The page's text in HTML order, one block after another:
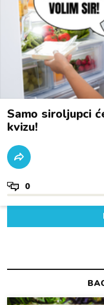
Samo siroljupci
kvizu!
0